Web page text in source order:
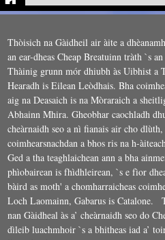
Thòisich na Gàidheil air àite a
an ear-dheas Cheap Breatuinn tràth `s
Thàinig grunn mór dhiubh às Uibhist a
Hearadh is Eilean Leòdhais. Bha
aig na Deasaich is na Mòraraich a
Abhainn Mhira. Gheobhar caochladh
cheàrnaidh seo a nì fianais air cho dlùth,
coimhearsnachdan a bhos ris na h-
Ged a tha teaghlaichean ann a bha
phìobairean is fhìdhleirean, `s e fìor
bàird as moth' a chomharraicheas
Loch Laomainn, Gabarus is Catalone.
nan Gàidheal às a’ cheàrnaidh seo do
dìleib luachmhoir `s a bhitheas iad a’